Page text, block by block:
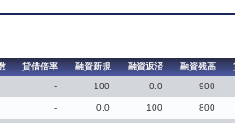
貸借倍率 融資新規 融資返済 融資残高
貸
- 100 0.0 900
- 0.0 100 800